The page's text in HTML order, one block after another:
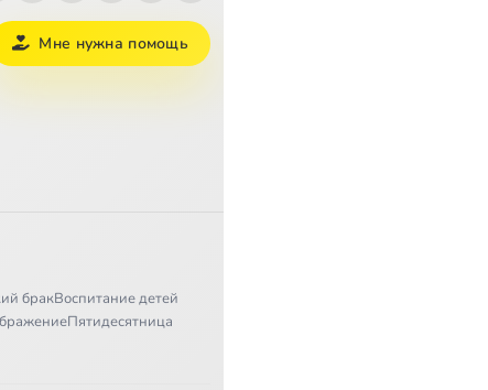
Мне нужна помощь
бракВоспитание детей
Пятидесятница